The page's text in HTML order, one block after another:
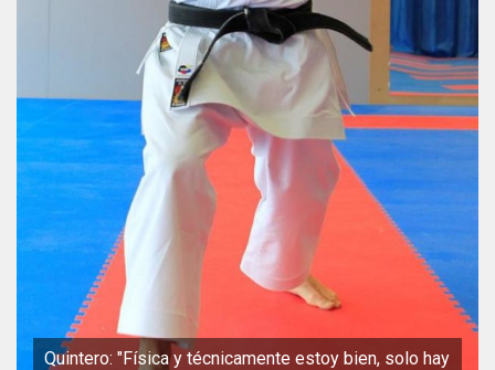
Quintero: "Física y técnicamente estoy bien, solo hay